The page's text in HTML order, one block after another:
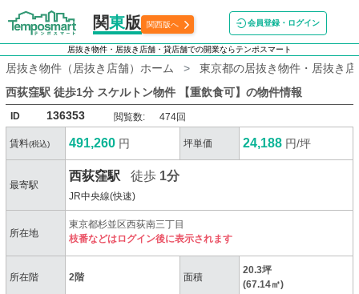
関東版 関西版へ 会員登録・ログイン
居抜き物件・居抜き店舗・貸店舗での開業ならテンポスマート
居抜き物件（居抜き店舗）ホーム
東京都の居抜き物件・居抜き
西荻窪駅 徒歩1分 スケルトン物件 【重飲食可】 の物件情報
ID 136353 閲覧数: 474回
賃料(税込) 491,260 円 坪単価 24,188 円/坪
最寄駅
西荻窪駅 徒歩 1分
JR中央線(快速)
所在地
東京都杉並区西荻南三丁目
枝番などはログイン後に表示されます
所在階 2階 面積
20.3坪
(67.14㎡)